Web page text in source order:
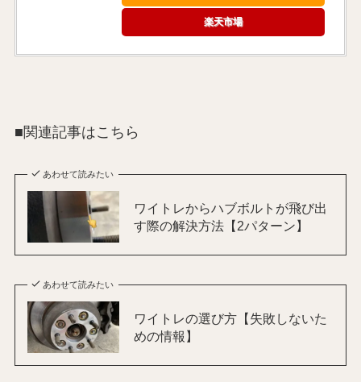
楽天市場
■関連記事はこちら
あわせて読みたい
ワイトレからハブボルトが飛び出
す際の解決方法【2パターン】
あわせて読みたい
ワイトレの選び方【失敗しないた
めの情報】